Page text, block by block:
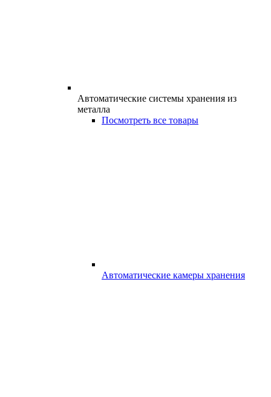
Автоматические системы хранения из
металла
Посмотреть все товары
Автоматические камеры хранения